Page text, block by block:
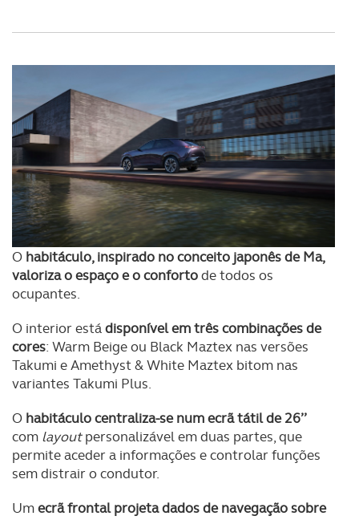
O habitáculo, inspirado no conceito japonês de Ma,
valoriza o espaço e o confortode todos os
ocupantes.
O interior estádisponível em três combinações de
cores: Warm Beige ou Black Maztex nas versões
Takumi e Amethyst & White Maztex bitom nas
variantes Takumi Plus.
O habitáculo centraliza-se num ecrã tátil de 26’’
com layoutpersonalizável em duas partes, que
permite aceder a informações e controlar funções
sem distrair o condutor.
Umecrã frontal projeta dados de navegação sobre